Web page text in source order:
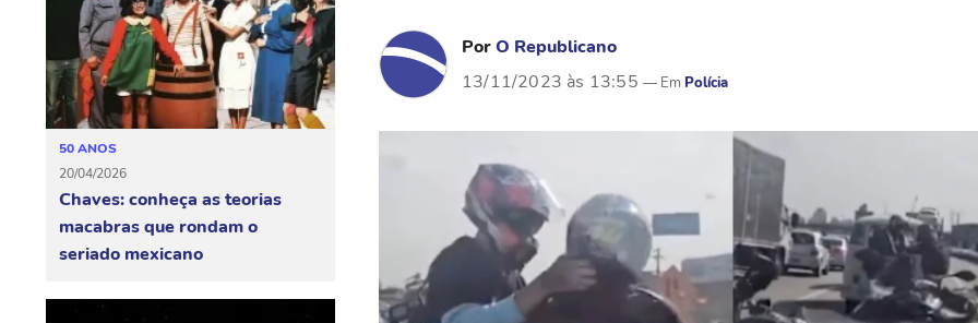
50 ANOS
20/04/2026
Chaves: conheça as teorias
macabras que rondam o
seriado mexicano
PorO Republicano
13/11/2023 às 13:55
Polícia